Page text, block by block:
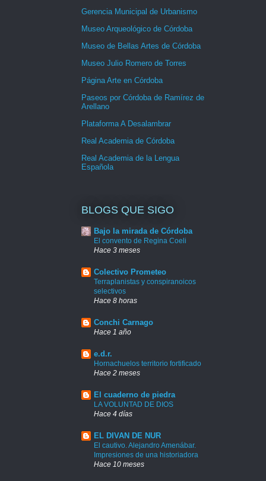
Gerencia Municipal de Urbanismo
Museo Arqueológico de Córdoba
Museo de Bellas Artes de Córdoba
Museo Julio Romero de Torres
Página Arte en Córdoba
Paseos por Córdoba de Ramírez de
Arellano
Plataforma A Desalambrar
Real Academia de Córdoba
Real Academia de la Lengua
Española
BLOGS QUE SIGO
Bajo la mirada de Córdoba
El convento de Regina Coeli
Hace 3 meses
Colectivo Prometeo
Terraplanistas y conspiranoicos
selectivos
Hace 8 horas
Conchi Carnago
Hace 1 año
e.d.r.
Hornachuelos territorio fortificado
Hace 2 meses
El cuaderno de piedra
LA VOLUNTAD DE DIOS
Hace 4 días
EL DIVAN DE NUR
El cautivo. Alejandro Amenábar.
Impresiones de una historiadora
Hace 10 meses